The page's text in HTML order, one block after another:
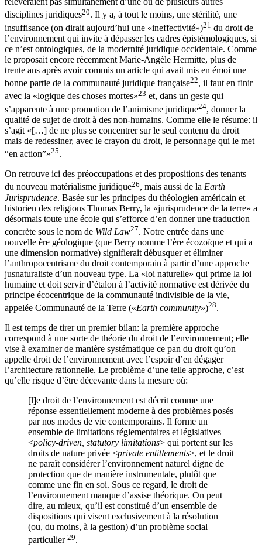
disciplines juridiques20. Il y a, à tout le moins, une stérilité, une
insuffisance (on dirait aujourd’hui une «ineffectivité»)21 du droit de
l’environnement qui invite à dépasser les cadres épistémologiques, si
ce n’est ontologiques, de la modernité juridique occidentale. Comme
le proposait encore récemment Marie-Angèle Hermitte, plus de
trente ans après avoir commis un article qui avait mis en émoi une
bonne partie de la communauté juridique française22, il faut en finir
avec la «logique des choses mortes»23 et, dans un geste qui
s’apparente à une promotion de l’animisme juridique24, donner la
qualité de sujet de droit à des non-humains. Comme elle le résume: il
s’agit «[…] de ne plus se concentrer sur le seul contenu du droit
mais de redessiner, avec le crayon du droit, le personnage qui le met
“en action”»25.
On retrouve ici des préoccupations et des propositions des tenants
du nouveau matérialisme juridique26, mais aussi de la Earth
Jurisprudence. Basée sur les principes du théologien américain et
historien des religions Thomas Berry, la «jurisprudence de la terre» a
désormais toute une école qui s’efforce d’en donner une traduction
concrète sous le nom de Wild Law27. Notre entrée dans une
nouvelle ère géologique (que Berry nomme l’ère écozoïque et qui a
une dimension normative) signifierait débusquer et éliminer
l’anthropocentrisme du droit contemporain à partir d’une approche
jusnaturaliste d’un nouveau type. La «loi naturelle» qui prime la loi
humaine et doit servir d’étalon à l’activité normative est dérivée du
principe écocentrique de la communauté indivisible de la vie,
appelée Communauté de la Terre («Earth community»)28.
Il est temps de tirer un premier bilan: la première approche
correspond à une sorte de théorie du droit de l’environnement; elle
vise à examiner de manière systématique ce pan du droit qu’on
appelle droit de l’environnement avec l’espoir d’en dégager
l’architecture rationnelle. Le problème d’une telle approche, c’est
qu’elle risque d’être décevante dans la mesure où:
[l]‌e droit de l’environnement est décrit comme une
réponse essentiellement moderne à des problèmes posés
par nos modes de vie contemporains. Il forme un
ensemble de limitations réglementaires et législatives
<policy-driven, statutory limitations> qui portent sur les
droits de nature privée <private entitlements>, et le droit
ne paraît considérer l’environnement naturel digne de
protection que de manière instrumentale, plutôt que
comme une fin en soi. Sous ce regard, le droit de
l’environnement manque d’assise théorique. On peut
dire, au mieux, qu’il est constitué d’un ensemble de
dispositions qui visent exclusivement à la résolution
(ou, du moins, à la gestion) d’un problème social
particulier 29.